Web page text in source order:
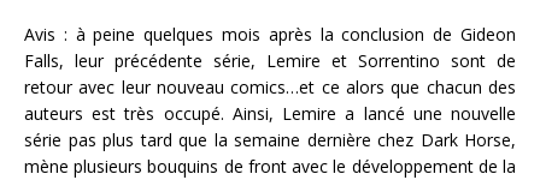
Avis : à peine quelques mois après la conclusion de Gideon
Falls, leur précédente série, Lemire et Sorrentino sont de
retour avec leur nouveau comics…et ce alors que chacun des
auteurs est très occupé. Ainsi, Lemire a lancé une nouvelle
série pas plus tard que la semaine dernière chez Dark Horse,
mène plusieurs bouquins de front avec le développement de la